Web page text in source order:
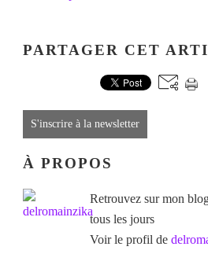
PARTAGER CET
S'inscrire à la newsletter
À PROPOS
Retrouvez sur mon
tous les jours
Voir le profil de